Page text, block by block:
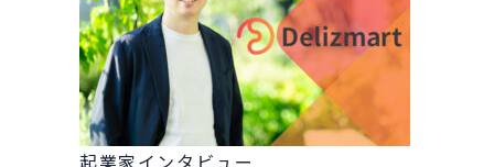
起業家インタビュー